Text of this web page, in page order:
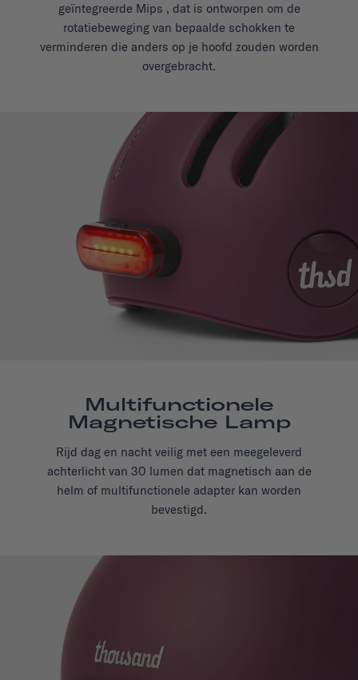
geïntegreerde Mips , dat is ontworpen om de
rotatiebeweging van bepaalde schokken te
verminderen die anders op je hoofd zouden worden
overgebracht.
Multifunctionele
Magnetische Lamp
Rijd dag en nacht veilig met een meegeleverd
achterlicht van 30 lumen dat magnetisch aan de
helm of multifunctionele adapter kan worden
bevestigd.